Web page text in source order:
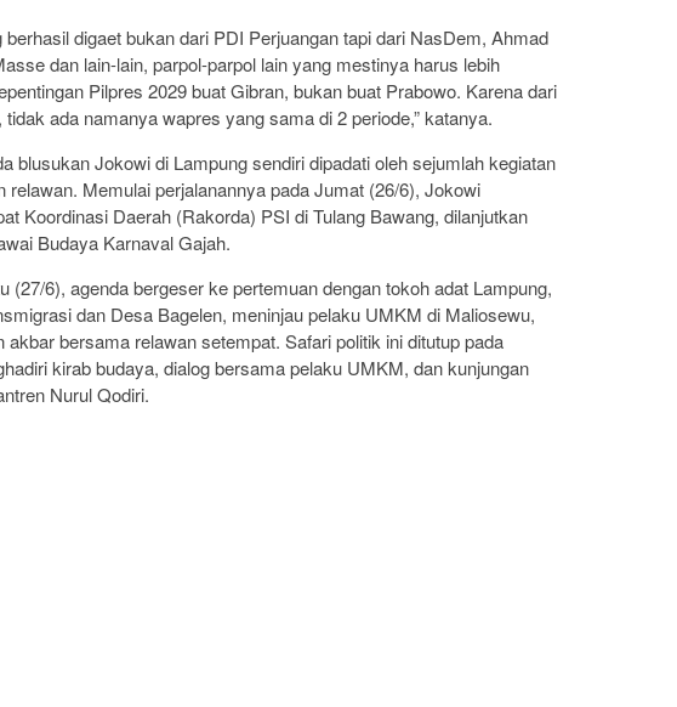
berhasil digaet bukan dari PDI Perjuangan tapi dari NasDem, Ahmad
dan lain-lain, parpol-parpol lain yang mestinya harus lebih
Pilpres 2029 buat Gibran, bukan buat Prabowo. Karena dari
ada namanya wapres yang sama di 2 periode,” katanya.
blusukan Jokowi di Lampung sendiri dipadati oleh sejumlah kegiatan
relawan. Memulai perjalanannya pada Jumat (26/6), Jokowi
Koordinasi Daerah (Rakorda) PSI di Tulang Bawang, dilanjutkan
Budaya Karnaval Gajah.
(27/6), agenda bergeser ke pertemuan dengan tokoh adat Lampung,
dan Desa Bagelen, meninjau pelaku UMKM di Maliosewu,
bersama relawan setempat. Safari politik ini ditutup pada
kirab budaya, dialog bersama pelaku UMKM, dan kunjungan
Nurul Qodiri.